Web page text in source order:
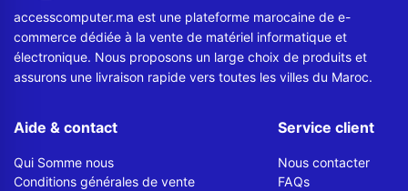
accesscomputer.ma est une plateforme marocaine de e-
commerce dédiée à la vente de matériel informatique et
électronique. Nous proposons un large choix de produits et
assurons une livraison rapide vers toutes les villes du Maroc.
Aide & contact
Qui Somme nous
Conditions générales de vente
Service client
Nous contacter
FAQs